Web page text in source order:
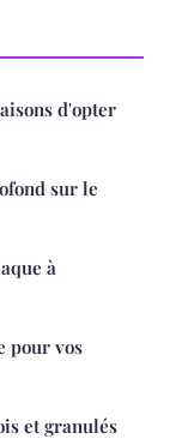
d'opter
sur le
à
pour vos
et granulés